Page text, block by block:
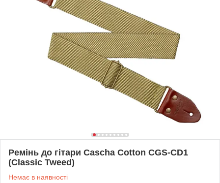
Ремінь дo гітари Cascha Cotton CGS-CD1
(Classic Tweed)
Немає в наявності